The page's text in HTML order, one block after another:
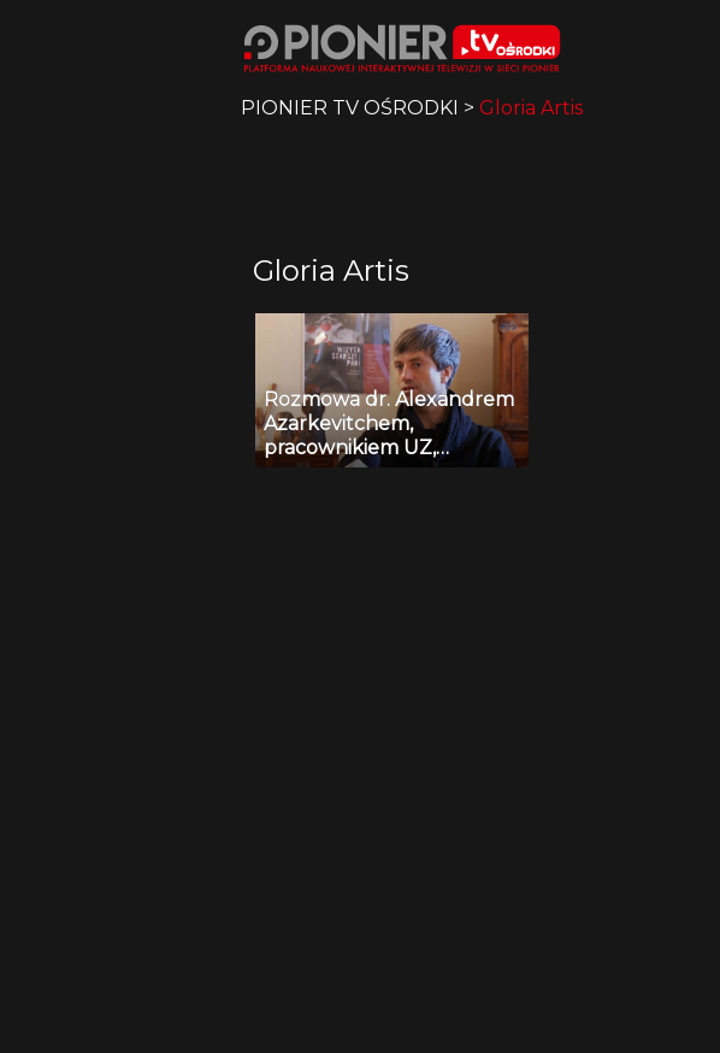
PIONIER TV OŚRODKI > Gloria Artis
Gloria Artis
Rozmowa dr. Alexandrem
Azarkevitchem,
pracownikiem UZ,
odznaczonym Brązowym